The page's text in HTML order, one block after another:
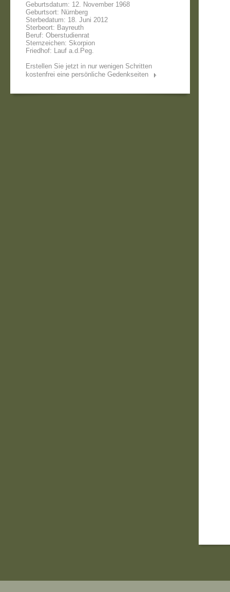
Geburtsdatum: 12. November 1968
Geburtsort: Nürnberg
Sterbedatum: 18. Juni 2012
Sterbeort: Bayreuth
Beruf: Oberstudienrat
Sternzeichen: Skorpion
Friedhof: Lauf a.d.Peg.
Erstellen Sie jetzt in nur wenigen Schritten
kostenfrei eine persönliche Gedenkseiten